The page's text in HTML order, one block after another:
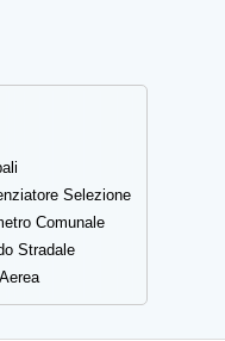
Selezione
Comunale
Stradale